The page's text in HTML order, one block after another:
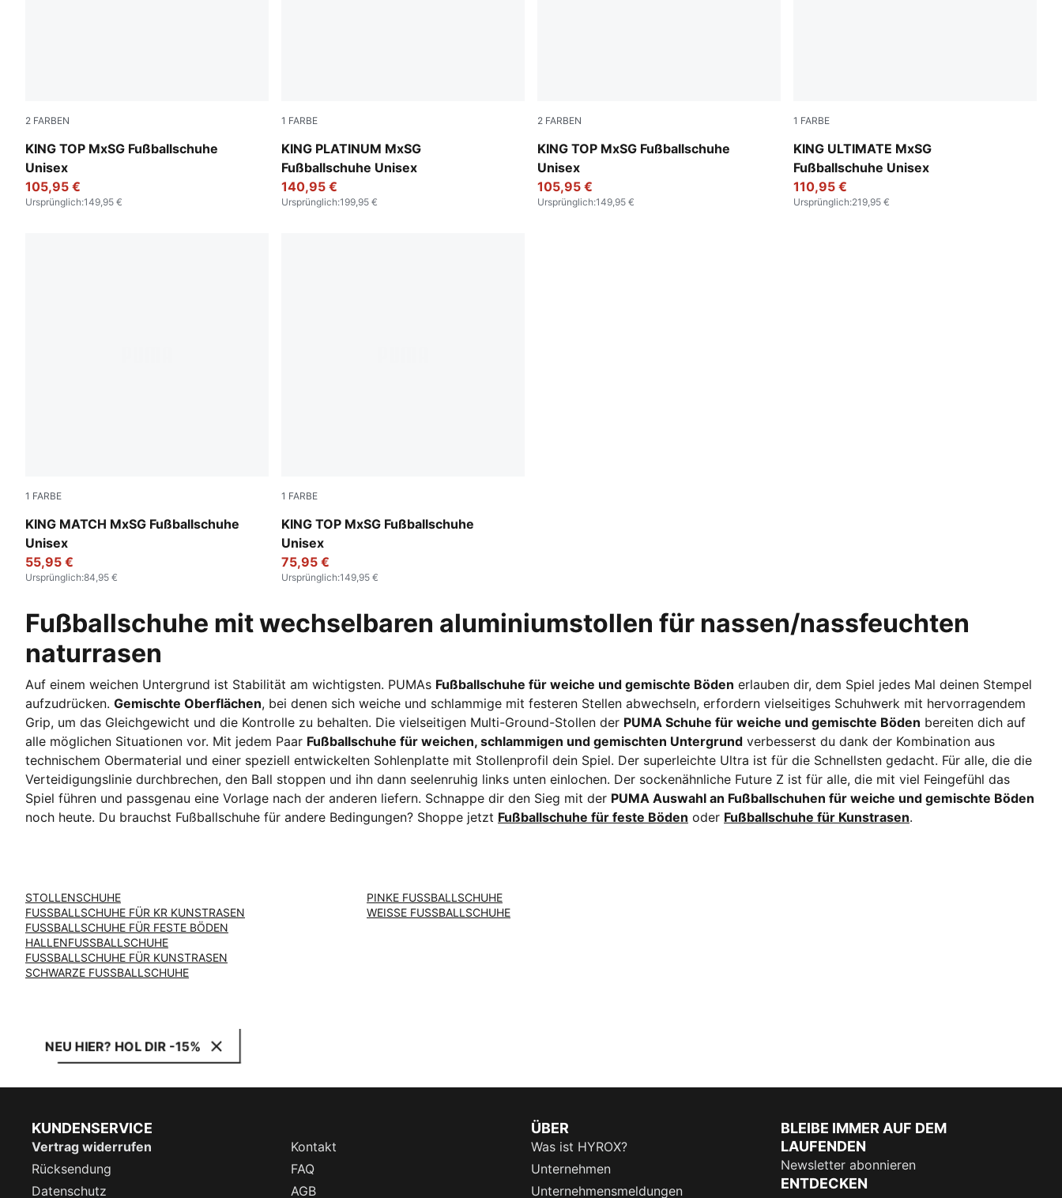
2 FARBEN
KING TOP MxSG Fußballschuhe
Unisex
PUMA Black-PUMA White
105,95 €
Ursprünglich:149,95 €
1 FARBE
KING PLATINUM MxSG
Fußballschuhe Unisex
PUMA Black-PUMA Black-Metallic Gold
140,95 €
Ursprünglich:199,95 €
2 FARBEN
KING TOP MxSG Fußballschuhe
Unisex
PUMA White-PUMA Black
105,95 €
Ursprünglich:149,95 €
1 FARBE
KING ULTIMATE MxSG
Fußballschuhe Unisex
PUMA Silver-PUMA Black-Sun Struck-PUMA
110,95 €
Ursprünglich:219,95 €
1 FARBE
KING MATCH MxSG Fußballschuhe
Unisex
PUMA Black-PUMA White-Cool Dark Gray
55,95 €
Ursprünglich:84,95 €
1 FARBE
KING TOP MxSG Fußballschuhe
Unisex
PUMA Black-PUMA White-PUMA Gold
75,95 €
Ursprünglich:149,95 €
Fußballschuhe mit wechselbaren aluminiumstollen für nassen/nassfeuchten
naturrasen
Auf einem weichen Untergrund ist Stabilität am wichtigsten. PUMAs Fußballschuhe für weiche und gemischte Böden erlauben dir, dem Spiel jedes Mal deinen Stempel
aufzudrücken. Gemischte Oberflächen, bei denen sich weiche und schlammige mit festeren Stellen abwechseln, erfordern vielseitiges Schuhwerk mit hervorragendem
Grip, um das Gleichgewicht und die Kontrolle zu behalten. Die vielseitigen Multi-Ground-Stollen der PUMA Schuhe für weiche und gemischte Böden bereiten dich auf
alle möglichen Situationen vor. Mit jedem Paar Fußballschuhe für weichen, schlammigen und gemischten Untergrund verbesserst du dank der Kombination aus
technischem Obermaterial und einer speziell entwickelten Sohlenplatte mit Stollenprofil dein Spiel. Der superleichte Ultra ist für die Schnellsten gedacht. Für alle, die die
Verteidigungslinie durchbrechen, den Ball stoppen und ihn dann seelenruhig links unten einlochen. Der sockenähnliche Future Z ist für alle, die mit viel Feingefühl das
Spiel führen und passgenau eine Vorlage nach der anderen liefern. Schnappe dir den Sieg mit der PUMA Auswahl an Fußballschuhen für weiche und gemischte Böden
noch heute. Du brauchst Fußballschuhe für andere Bedingungen? Shoppe jetzt Fußballschuhe für feste Böden oder Fußballschuhe für Kunstrasen.
STOLLENSCHUHE
FUSSBALLSCHUHE FÜR KR KUNSTRASEN
FUSSBALLSCHUHE FÜR FESTE BÖDEN
HALLENFUSSBALLSCHUHE
FUSSBALLSCHUHE FÜR KUNSTRASEN
SCHWARZE FUSSBALLSCHUHE
PINKE FUSSBALLSCHUHE
WEISSE FUSSBALLSCHUHE
NEU HIER? HOL DIR -15%
KUNDENSERVICE
Vertrag widerrufen
Kontakt
Rücksendung
FAQ
Datenschutz
AGB
ÜBER
Was ist HYROX?
Unternehmen
Unternehmensmeldungen
BLEIBE IMMER AUF DEM
LAUFENDEN
Newsletter abonnieren
ENTDECKEN